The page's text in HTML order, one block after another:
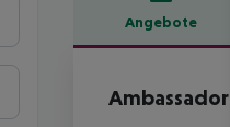
Angebote